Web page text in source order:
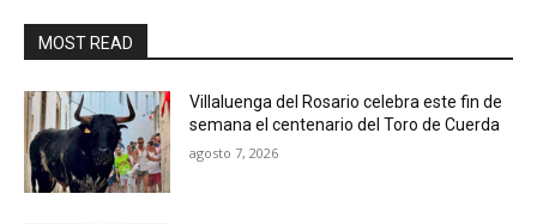
MOST READ
Villaluenga del Rosario celebra este fin de
semana el centenario del Toro de Cuerda
agosto 7, 2026